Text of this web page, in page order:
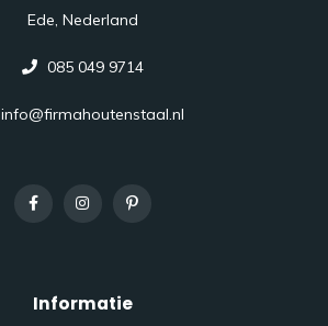
Ede, Nederland
085 049 9714
info@firmahoutenstaal.nl
Informatie